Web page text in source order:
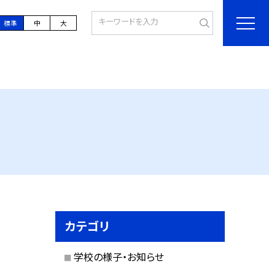
標準 中 大
カテゴリ
学校の様子・お知らせ